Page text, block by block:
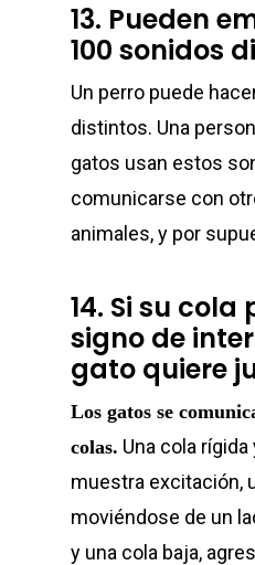
13. Pueden
100 sonidos
Un perro puede
distintos. Una
gatos usan estos
comunicarse con
animales, y por
14. Si su cola
signo de
gato quiere
Los gatos se
colas. Una cola rígida
muestra excitación,
moviéndose de un
y una cola baja,